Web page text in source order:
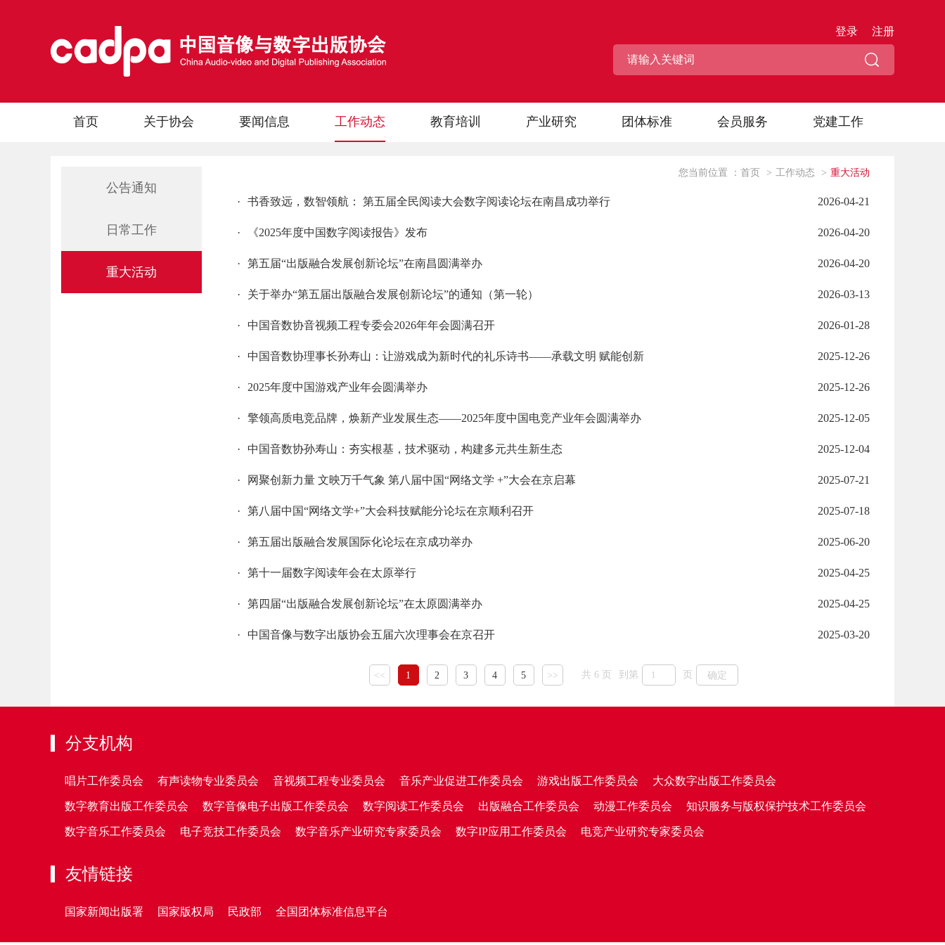
登录 注册
首页 关于协会 要闻信息 工作动态 教育培训 产业研究 团体标准 会员服务 党建工作
公告通知
日常工作
重大活动
您当前位置 ： 首页 > 工作动态 > 重大活动
· 书香致远，数智领航： 第五届全民阅读大会数字阅读论坛在南昌成功举行 2026-04-21
· 《2025年度中国数字阅读报告》发布 2026-04-20
· 第五届“出版融合发展创新论坛”在南昌圆满举办 2026-04-20
· 关于举办“第五届出版融合发展创新论坛”的通知（第一轮） 2026-03-13
· 中国音数协音视频工程专委会2026年年会圆满召开 2026-01-28
· 中国音数协理事长孙寿山：让游戏成为新时代的礼乐诗书——承载文明 赋能创新 2025-12-26
· 2025年度中国游戏产业年会圆满举办 2025-12-26
· 擎领高质电竞品牌，焕新产业发展生态——2025年度中国电竞产业年会圆满举办 2025-12-05
· 中国音数协孙寿山：夯实根基，技术驱动，构建多元共生新生态 2025-12-04
· 网聚创新力量 文映万千气象 第八届中国“网络文学 +”大会在京启幕 2025-07-21
· 第八届中国“网络文学+”大会科技赋能分论坛在京顺利召开 2025-07-18
· 第五届出版融合发展国际化论坛在京成功举办 2025-06-20
· 第十一届数字阅读年会在太原举行 2025-04-25
· 第四届“出版融合发展创新论坛”在太原圆满举办 2025-04-25
· 中国音像与数字出版协会五届六次理事会在京召开 2025-03-20
<< 1 2 3 4 5 >> 共 6 页 到第 页 确定
分支机构
唱片工作委员会 有声读物专业委员会 音视频工程专业委员会 音乐产业促进工作委员会 游戏出版工作委员会 大众数字出版工作委员会
数字教育出版工作委员会 数字音像电子出版工作委员会 数字阅读工作委员会 出版融合工作委员会 动漫工作委员会 知识服务与版权保护技术工作委员会
数字音乐工作委员会 电子竞技工作委员会 数字音乐产业研究专家委员会 数字IP应用工作委员会 电竞产业研究专家委员会
友情链接
国家新闻出版署 国家版权局 民政部 全国团体标准信息平台